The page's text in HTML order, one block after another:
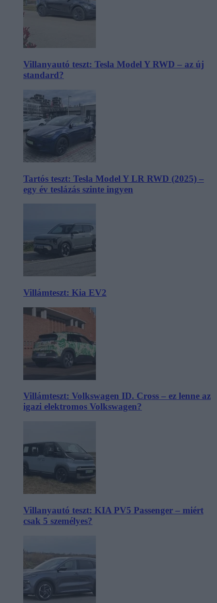
Villanyautó teszt: Tesla Model Y RWD – az új
standard?
Tartós teszt: Tesla Model Y LR RWD (2025) –
egy év teslázás szinte ingyen
Villámteszt: Kia EV2
Villámteszt: Volkswagen ID. Cross – ez lenne az
igazi elektromos Volkswagen?
Villanyautó teszt: KIA PV5 Passenger – miért
csak 5 személyes?